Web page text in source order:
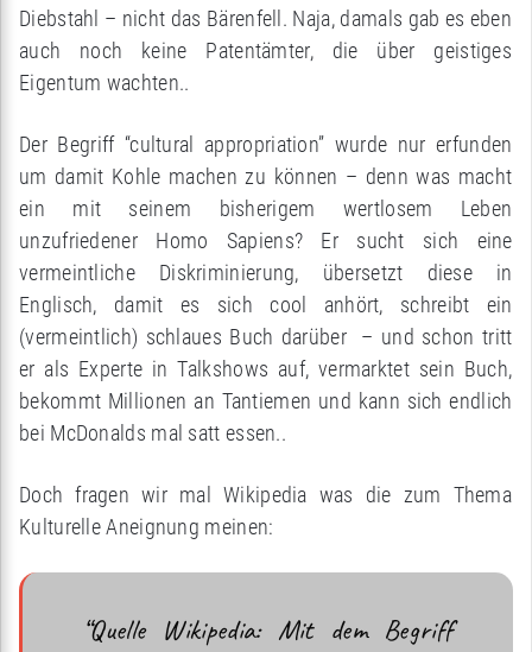
Diebstahl – nicht das Bärenfell. Naja, damals gab es eben
auch noch keine Patentämter, die über geistiges
Eigentum wachten..
Der Begriff “cultural appropriation” wurde nur erfunden
um damit Kohle machen zu können – denn was macht
ein mit seinem bisherigem wertlosem Leben
unzufriedener Homo Sapiens? Er sucht sich eine
vermeintliche Diskriminierung, übersetzt diese in
Englisch, damit es sich cool anhört, schreibt ein
(vermeintlich) schlaues Buch darüber – und schon tritt
er als Experte in Talkshows auf, vermarktet sein Buch,
bekommt Millionen an Tantiemen und kann sich endlich
bei McDonalds mal satt essen..
Doch fragen wir mal Wikipedia was die zum Thema
Kulturelle Aneignung meinen:
“Quelle Wikipedia: Mit dem Begriff